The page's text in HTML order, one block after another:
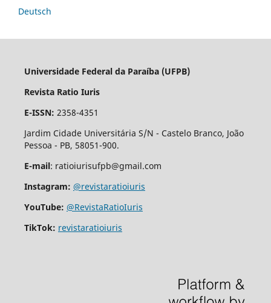
Deutsch
Universidade Federal da Paraíba (UFPB)
Revista Ratio Iuris
E-ISSN: 2358-4351
Jardim Cidade Universitária S/N - Castelo Branco, João
Pessoa - PB, 58051-900.
E-mail: ratioiurisufpb@gmail.com
Instagram: @revistaratioiuris
YouTube: @RevistaRatioIuris
TikTok: revistaratioiuris